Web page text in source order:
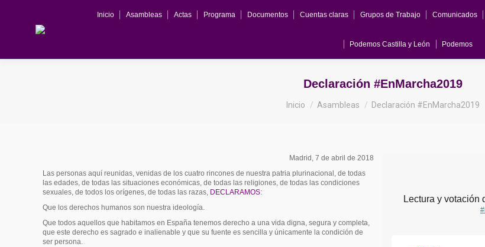
Inicio Asambleas Actas Programa Documentos Cuentas claras Grupos de Trabajo Comunicados
Podemos Castilla y León Podemos
Declaración #EnMarcha2019
Inicio Asambleas Declaración #EnMarcha2019
Madrid, 7 de abril de 2018
Las personas aquí reunidas, venidas de los cuatro rincones de nuestra patria plurinacional, de todas
las edades, de todas las situaciones económicas, de todas las religiones, de todas las condiciones
sexuales, de todos los orígenes, de todas las razas, DECLARAMOS:
Que los derechos humanos son nuestra ideología.
Que todos aquellos que habitamos en España tenemos derecho a una vida digna, segura y completa,
que este derecho es sagrado e inalienable y que su fuente es sencilla y únicamente la condición de
ser persona.
#